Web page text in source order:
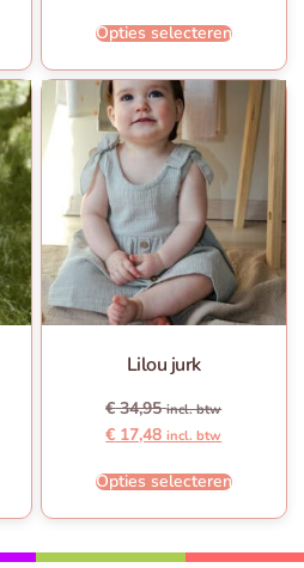
Opties selecteren
Lilou jurk
€34,95 incl. btw
€ 17,48 incl. btw
Opties selecteren